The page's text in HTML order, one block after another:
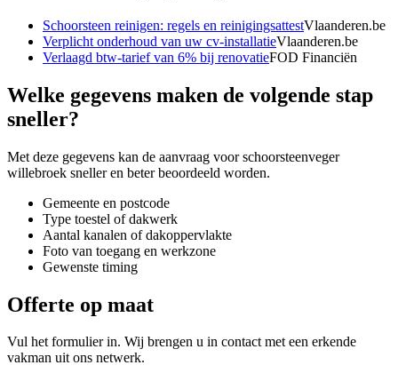
Schoorsteen reinigen: regels en reinigingsattestVlaanderen.be
Verplicht onderhoud van uw cv-installatieVlaanderen.be
Verlaagd btw-tarief van 6% bij renovatieFOD Financiën
Welke gegevens maken de volgende stap
sneller?
Met deze gegevens kan de aanvraag voorschoorsteenveger
willebroek sneller en beter beoordeeld worden.
Gemeente en postcode
Type toestel of dakwerk
Aantal kanalen of dakoppervlakte
Foto van toegang en werkzone
Gewenste timing
Offerte op maat
Vul het formulier in. Wij brengen u in contact met een erkende
vakman uit ons netwerk.